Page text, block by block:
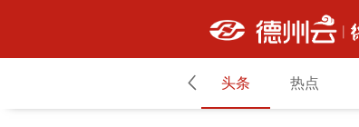
头条 热点